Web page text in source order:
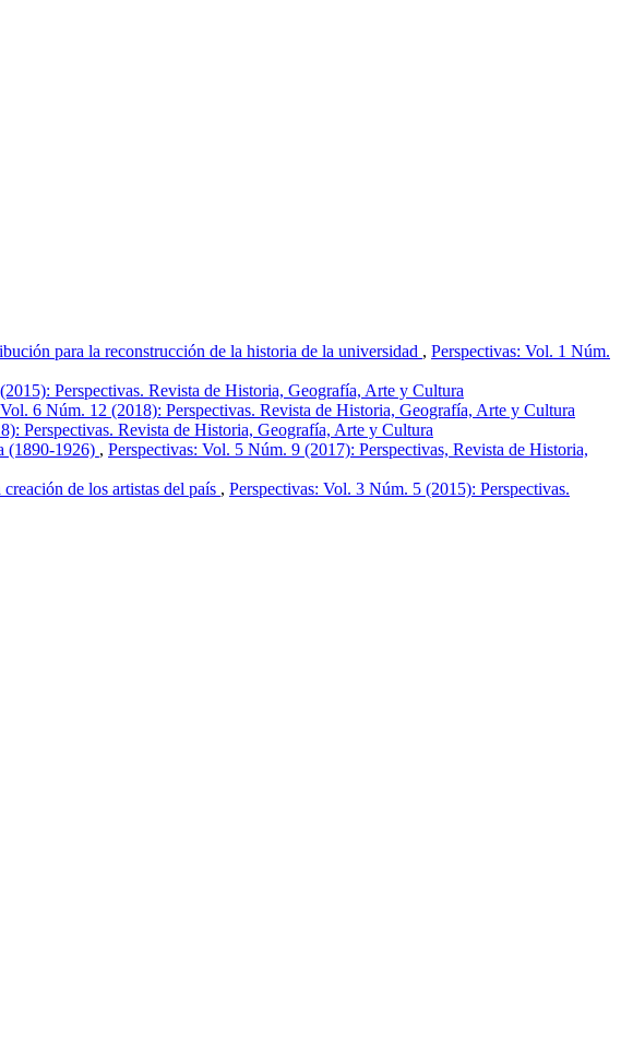
para la reconstrucción de la historia de la universidad , Perspectivas: Vol. 1 Núm.
Perspectivas. Revista de Historia, Geografía, Arte y Cultura
6 Núm. 12 (2018): Perspectivas. Revista de Historia, Geografía, Arte y Cultura
Perspectivas. Revista de Historia, Geografía, Arte y Cultura
(1890-1926) , Perspectivas: Vol. 5 Núm. 9 (2017): Perspectivas, Revista de Historia,
de los artistas del país , Perspectivas: Vol. 3 Núm. 5 (2015): Perspectivas.